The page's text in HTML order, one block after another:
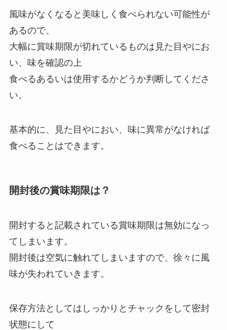
風味がなくなると美味しく食べられない可能性が
あるので、
大幅に賞味期限が切れているものは見た目やにお
い、味を確認の上
食べるあるいは使用するかどうか判断してくださ
い。
基本的に、見た目やにおい、味に異常がなければ
食べることはできます。
開封後の賞味期限は？
開封すると記載されている賞味期限は無効になっ
てしまいます。
開封後は空気に触れてしまいますので、徐々に風
味が失われていきます。
保存方法としてはしっかりとチャックをして密封
状態にして